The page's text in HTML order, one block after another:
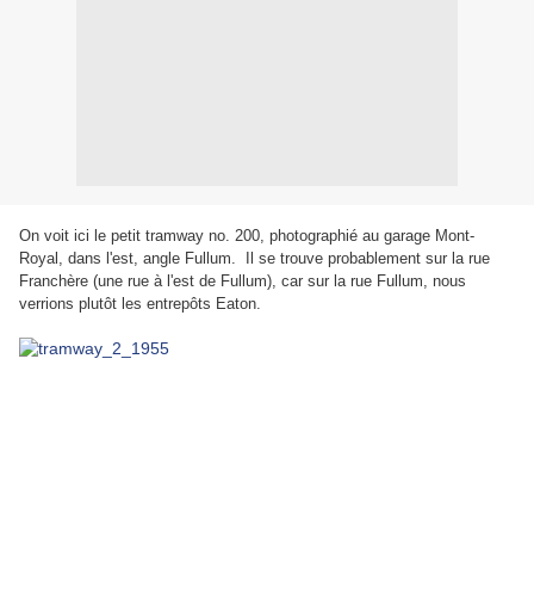
On voit ici le petit tramway no. 200, photographié au garage Mont-
Royal, dans l'est, angle Fullum. Il se trouve probablement sur la rue
Franchère (une rue à l'est de Fullum), car sur la rue Fullum, nous
verrions plutôt les entrepôts Eaton.